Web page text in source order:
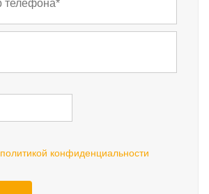
политикой конфиденциальности